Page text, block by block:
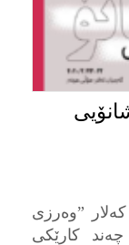
کەلار ”وەرزی
کارێکی